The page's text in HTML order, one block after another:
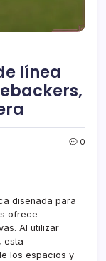
línea
0
diseñada para
ofrece
Al utilizar
esta
los espacios y